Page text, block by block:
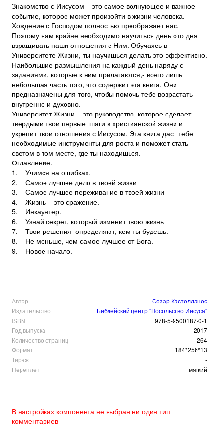
Знакомство с Иисусом – это самое волнующее и важное
событие, которое может произойти в жизни человека.
Хождение с Господом полностью преображает нас.
Поэтому нам крайне необходимо научиться день ото дня
взращивать наши отношения с Ним. Обучаясь в
Университете Жизни, ты научишься делать это эффективно.
Наибольшие размышления на каждый день наряду с
заданиями, которые к ним прилагаются,- всего лишь
небольшая часть того, что содержит эта книга. Они
предназначены для того, чтобы помочь тебе возрастать
внутренне и духовно.
Университет Жизни – это руководство, которое сделает
твердыми твои первые шаги в христианской жизни и
укрепит твои отношения с Иисусом. Эта книга даст тебе
необходимые инструменты для роста и поможет стать
светом в том месте, где ты находишься.
Оглавление.
1. Учимся на ошибках.
2. Самое лучшее дело в твоей жизни
3. Самое лучшее переживание в твоей жизни
4. Жизнь – это сражение.
5. Инкаунтер.
6. Узнай секрет, который изменит твою жизнь
7. Твои решения определяют, кем ты будешь.
8. Не меньше, чем самое лучшее от Бога.
9. Новое начало.
Автор
Сезар Кастелланос
Издательство
Библейский центр "Посольство Иисуса"
ISBN
978-5-9500187-0-1
Год выпуска
2017
Количество страниц
264
Формат
184*256*13
Тираж
-
Переплет
мягкий
В настройках компонента не выбран ни один тип
комментариев